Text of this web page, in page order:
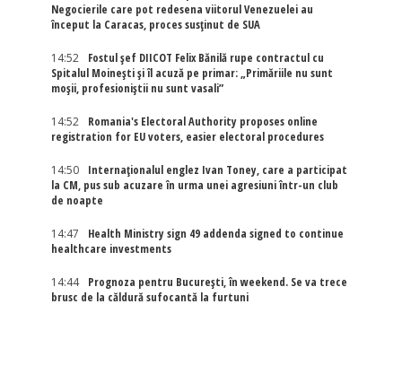
Negocierile care pot redesena viitorul Venezuelei au
început la Caracas, proces susținut de SUA
14:52
Fostul șef DIICOT Felix Bănilă rupe contractul cu
Spitalul Moinești și îl acuză pe primar: „Primăriile nu sunt
moșii, profesioniștii nu sunt vasali”
14:52
Romania's Electoral Authority proposes online
registration for EU voters, easier electoral procedures
14:50
Internaţionalul englez Ivan Toney, care a participat
la CM, pus sub acuzare în urma unei agresiuni într-un club
de noapte
14:47
Health Ministry sign 49 addenda signed to continue
healthcare investments
14:44
Prognoza pentru București, în weekend. Se va trece
brusc de la căldură sufocantă la furtuni